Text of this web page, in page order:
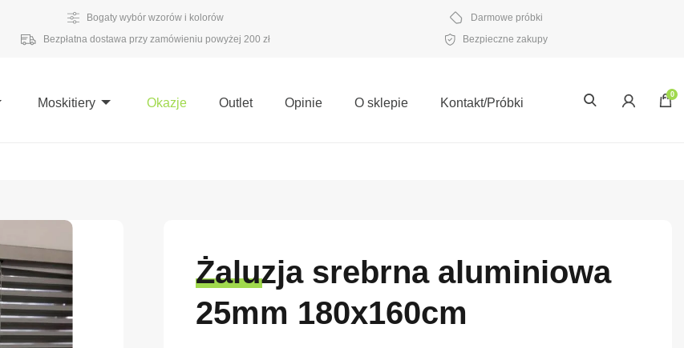
Bogaty wybór wzorów i kolorów
Darmowe próbki
Bezpłatna dostawa przy zamówieniu powyżej 200 zł Bezpieczne zakupy
Moskitiery Okazje Outlet Opinie O sklepie Kontakt/Próbki
0
Żaluzja srebrna aluminiowa
25mm 180x160cm